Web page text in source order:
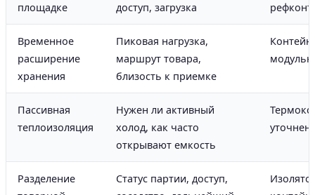
площадке
доступ, загрузка
Временное
расширение
хранения
Пиковая нагрузка,
маршрут товара,
близость к приемке
Пассивная
теплоизоляция
Нужен ли активный
холод, как часто
открывают емкость
Разделение
Статус партии, доступ,